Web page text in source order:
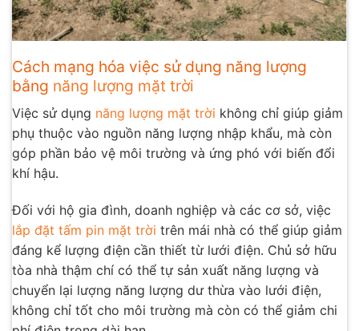
Cách mạng hóa việc sử dụng năng lượng
bằng năng lượng mặt trời
Việc sử dụng năng lượng mặt trời không chỉ giúp giảm
phụ thuộc vào nguồn năng lượng nhập khẩu, mà còn
góp phần bảo vệ môi trường và ứng phó với biến đổi
khí hậu.
Đối với hộ gia đình, doanh nghiệp và các cơ sở, việc
lắp đặt tấm pin mặt trời trên mái nhà có thể giúp giảm
đáng kể lượng điện cần thiết từ lưới điện. Chủ sở hữu
tòa nhà thậm chí có thể tự sản xuất năng lượng và
chuyển lại lượng năng lượng dư thừa vào lưới điện,
không chỉ tốt cho môi trường mà còn có thể giảm chi